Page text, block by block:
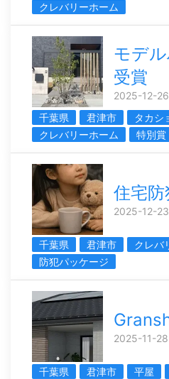
クレバリーホーム
モデ
受賞
2025-12-
千葉県
君津市
タカシ
クレバリーホーム
特別賞
住宅
2025-12-
千葉県 君津市 クレバ
防犯パッケージ
2025-11-
千葉県 君津市 平屋